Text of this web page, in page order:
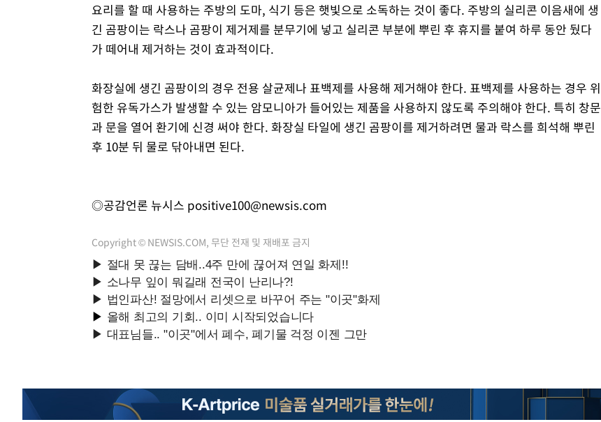
Mute
요리를 할 때 사용하는 주방의 도마, 식기 등은 햇빛으로 소독하는 것이 좋다. 주방의 실리콘 이음새에 생
긴 곰팡이는 락스나 곰팡이 제거제를 분무기에 넣고 실리콘 부분에 뿌린 후 휴지를 붙여 하루 동안 뒀다
가 떼어내 제거하는 것이 효과적이다.
화장실에 생긴 곰팡이의 경우 전용 살균제나 표백제를 사용해 제거해야 한다. 표백제를 사용하는 경우 위
험한 유독가스가 발생할 수 있는 암모니아가 들어있는 제품을 사용하지 않도록 주의해야 한다. 특히 창문
과 문을 열어 환기에 신경 써야 한다. 화장실 타일에 생긴 곰팡이를 제거하려면 물과 락스를 희석해 뿌린
후 10분 뒤 물로 닦아내면 된다.
◎공감언론 뉴시스 positive100@newsis.com
Copyright © NEWSIS.COM, 무단 전재 및 재배포 금지